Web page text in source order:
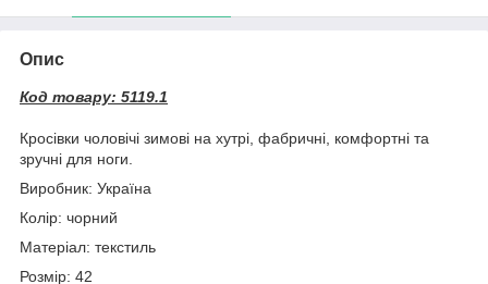
Опис
Код товару: 5119.1
Кросівки чоловічі зимові на хутрі, фабричні, комфортні та
зручні для ноги.
Виробник: Україна
Колір: чорний
Матеріал: текстиль
Розмір: 42